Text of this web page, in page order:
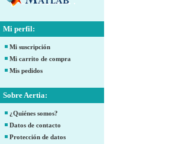
Mi perfil:
Mi suscripción
Mi carrito de compra
Mis pedidos
Sobre Aertia:
¿Quiénes somos?
Datos de contacto
Protección de datos